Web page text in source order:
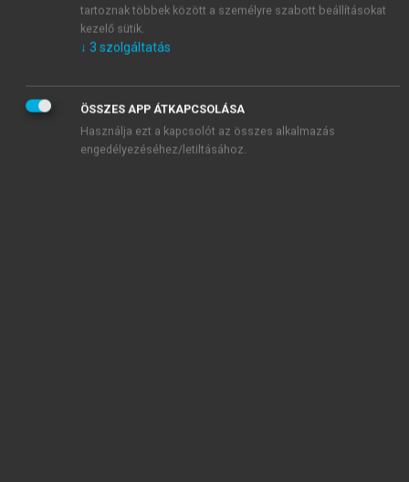
tartoznak többek között a személyre szabott beállításokat
kezelő sütik.
↓ 3 szolgáltatás
ÖSSZES APP ÁTKAPCSOLÁSA
Használja ezt a kapcsolót az összes alkalmazás
engedélyezéséhez/letiltásához.